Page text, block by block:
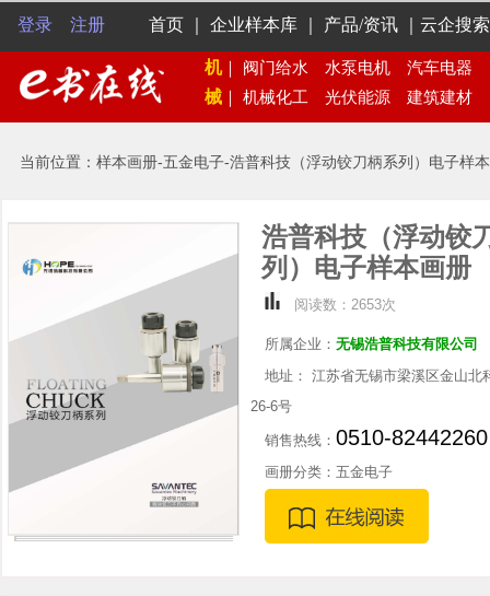
登录 注册 首页 企业样本库 产品/资讯 云企搜索
机｜ 阀门给水 水泵电机 汽车电器
械
机械化工 光伏能源 建筑建材
当前位置：样本画册-五金电子-浩普科技（浮动铰刀柄系列）电子样
浩普科技（浮动铰
列）电子样本画册
阅读数：2653次
所属企业： 无锡浩普科技有限公司
地址： 江苏省无锡市梁溪区金山北
26-6号
销售热线： 0510-82442260
画册分类：五金电子